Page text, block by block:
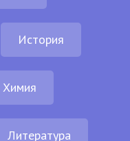
История
Химия
Литература